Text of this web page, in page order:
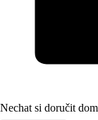
Nechat si doručit